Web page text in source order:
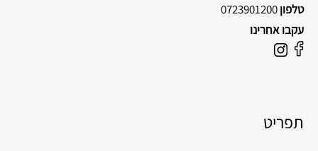
טלפון0723901200
עקבו אחרינו
F
b
I
a
תפריט